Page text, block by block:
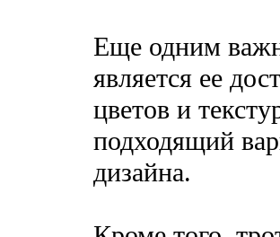
Еще одним
является ее
цветов и
подходящий
дизайна.